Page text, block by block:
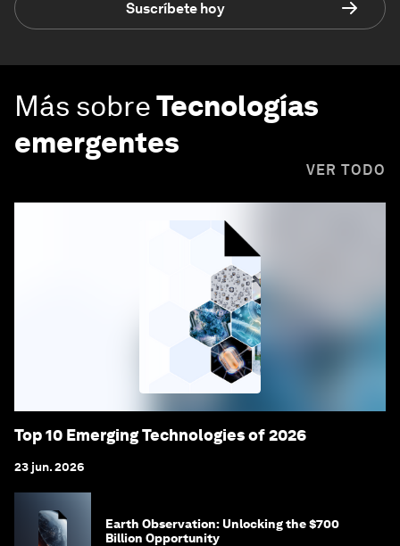
Suscríbete hoy
Más sobreTecnologías
emergentes
VER TODO
Top 10 Emerging Technologies of 2026
23 jun. 2026
Earth Observation: Unlocking the $700
Billion Opportunity